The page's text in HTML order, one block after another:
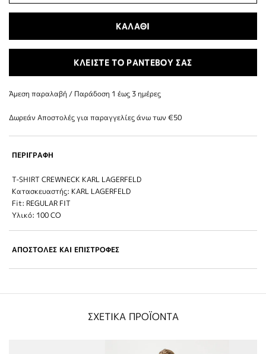
ΚΑΛΑΘΙ
ΚΛΕΙΣΤΕ ΤΟ ΡΑΝΤΕΒΟΥ ΣΑΣ
Άμεση παραλαβή / Παράδoση 1 έως 3 ημέρες
Δωρεάν Αποστολές για παραγγελίες άνω των €50
ΠΕΡΙΓΡΑΦΗ
T-SHIRT CREWNECK KARL LAGERFELD
Κατασκευαστής: KARL LAGERFELD
Fit: REGULAR FIT
Υλικό: 100 CO
ΑΠΟΣΤΟΛΕΣ ΚΑΙ ΕΠΙΣΤΡΟΦΕΣ
ΣΧΕΤΙΚΑ ΠΡΟΪΟΝΤΑ